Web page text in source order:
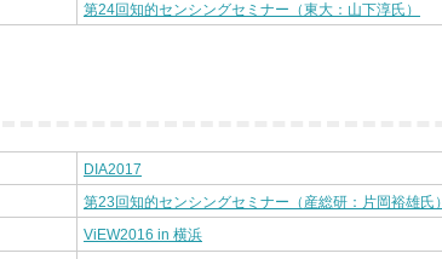
第24回知的センシングセミナー（東大：山下淳氏）
DIA2017
第23回知的センシングセミナー（産総研：片岡裕雄氏）
ViEW2016 in 横浜